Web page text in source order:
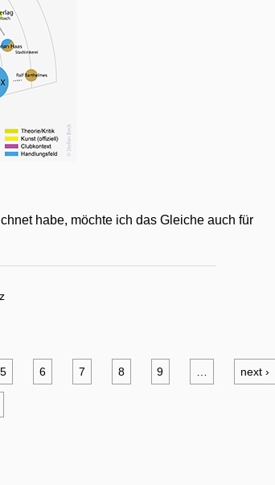
habe, möchte ich das Gleiche auch für
5 6 7 8 9 next ›